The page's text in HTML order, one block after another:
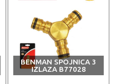
BENMAN SPOJNICA 3
IZLAZA B77028